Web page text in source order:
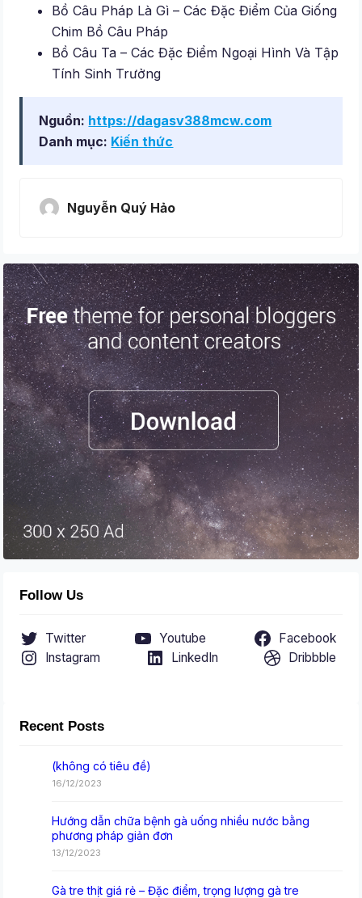
Bồ Câu Pháp Là Gì – Các Đặc Điểm Của Giống
Chim Bồ Câu Pháp
Bồ Câu Ta – Các Đặc Điểm Ngoại Hình Và Tập
Tính Sinh Trưởng
Nguồn: https://dagasv388mcw.com
Danh mục: Kiến thức
Nguyễn Quý Hảo
Follow Us
Twitter Youtube
Facebook
Instagram
LinkedIn Dribbble
Recent Posts
(không có tiêu đề)
16/12/2023
Hướng dẫn chữa bệnh gà uống nhiều nước bằng
phương pháp giản đơn
13/12/2023
Gà tre thịt giá rẻ – Đặc điểm, trọng lượng gà tre